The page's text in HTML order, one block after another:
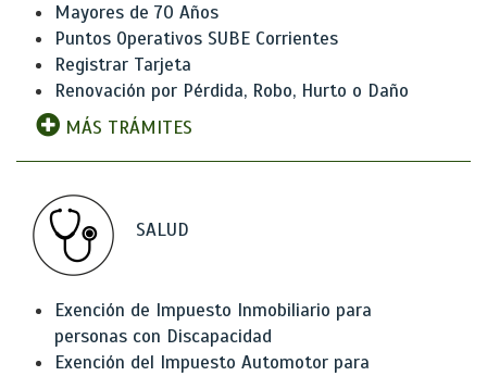
Mayores de 70 Años
Puntos Operativos SUBE Corrientes
Registrar Tarjeta
Renovación por Pérdida, Robo, Hurto o Daño
MÁS TRÁMITES
SALUD
Exención de Impuesto Inmobiliario para
personas con Discapacidad
Exención del Impuesto Automotor para